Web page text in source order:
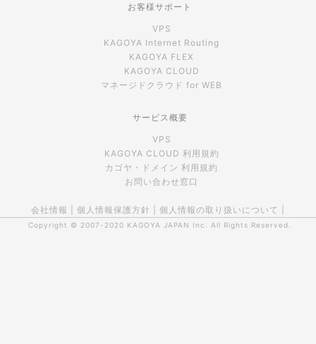
お客様サポート
VPS
KAGOYA Internet Routing
KAGOYA FLEX
KAGOYA CLOUD
マネージドクラウド for WEB
サービス概要
VPS
KAGOYA CLOUD 利用規約
カゴヤ・ドメイン 利用規約
お問い合わせ窓口
会社情報 個人情報保護方針 個人情報の取り扱いについて
Copyright © 2007-2020 KAGOYA JAPAN Inc. All Rights Reserved.